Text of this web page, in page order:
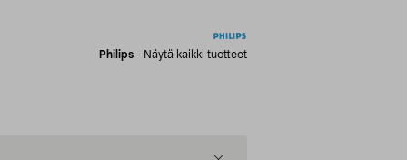
Philips - Näytä kaikki tuotteet